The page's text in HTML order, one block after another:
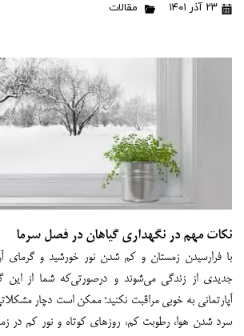
۲۳ آذر ۱۴۰۱ مقالات
نکات مهم در نگهداری گیاهان در فصل سرما
با فرارسیدن زمستان و کم شدن نور خورشید و گرمای
جدیدی از زندگی می‌شوند و درصورتی‌که شما از این
آپارتمانی به خوبی مراقبت نکنید؛ ممکن است دچار
سرد شدن هوا، رطوبت کم، روزهای کوتاه و نور کم در